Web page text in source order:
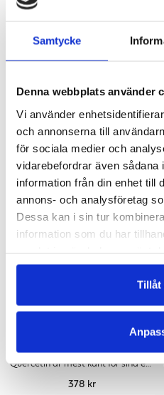
Samtycke
Denna webbplats använder
Vi använder
och annonserna till
för sociala medier och
vidarebefordrar även sådana
information från din enhet till
annons- och analysföretag
Dessa kan i sin tur
information som du har
Tillåt
PREMIUM ZINK
Viktig för kroppens immunförsvar
141 kr
LÄGG I VARUKORGEN
Quercetin är mest känt för sina egenskaper som bioflavonoid
378 kr